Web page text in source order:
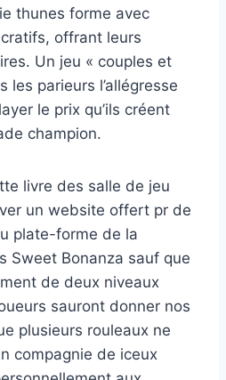
thunes forme avec
offrant leurs
Un jeu « couples et
les parieurs l’allégresse
le prix qu’ils créent
champion.
livre des salle de jeu
un website offert pr de
plate-forme de la
Sweet Bonanza sauf que
de deux niveaux
sauront donner nos
plusieurs rouleaux ne
compagnie de iceux